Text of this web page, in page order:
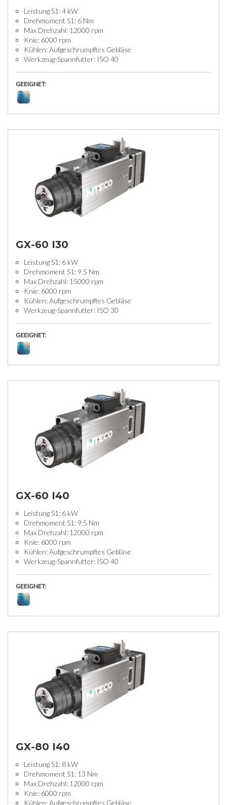
Leistung S1: 4 kW
Drehmoment S1: 6 Nm
Max Drehzahl: 12000 rpm
Knie: 6000 rpm
Kühlen: Aufgeschrumpftes Gebläse
Werkzeug-Spannfutter: ISO 40
GEEIGNET:
GX-60 I30
Leistung S1: 6 kW
Drehmoment S1: 9.5 Nm
Max Drehzahl: 15000 rpm
Knie: 6000 rpm
Kühlen: Aufgeschrumpftes Gebläse
Werkzeug-Spannfutter: ISO 30
GEEIGNET:
GX-60 I40
Leistung S1: 6 kW
Drehmoment S1: 9.5 Nm
Max Drehzahl: 12000 rpm
Knie: 6000 rpm
Kühlen: Aufgeschrumpftes Gebläse
Werkzeug-Spannfutter: ISO 40
GEEIGNET:
GX-80 I40
Leistung S1: 8 kW
Drehmoment S1: 13 Nm
Max Drehzahl: 12000 rpm
Knie: 6000 rpm
Kühlen: Aufgeschrumpftes Gebläse